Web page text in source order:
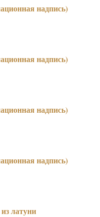
надпись)
надпись)
надпись)
надпись)
латуни